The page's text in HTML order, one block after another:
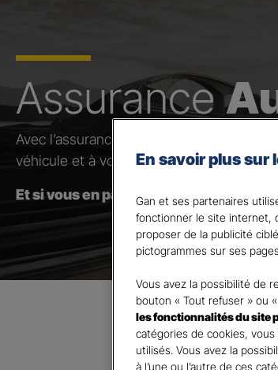
Assurance
Avec l’assurance pour votre auto de
véhicule et à vos besoins.
Et si vous en parliez avec votre Agent
En savoir plus sur
Gan et ses partenaires
fonctionner le site internet,
proposer de la publicité
pictogrammes sur ses
Vous avez la possibilité de
bouton « Tout refuser » ou
les fonctionnalités du site
catégories de cookies,
utilisés. Vous avez la
à l’une ou l’autre de ces